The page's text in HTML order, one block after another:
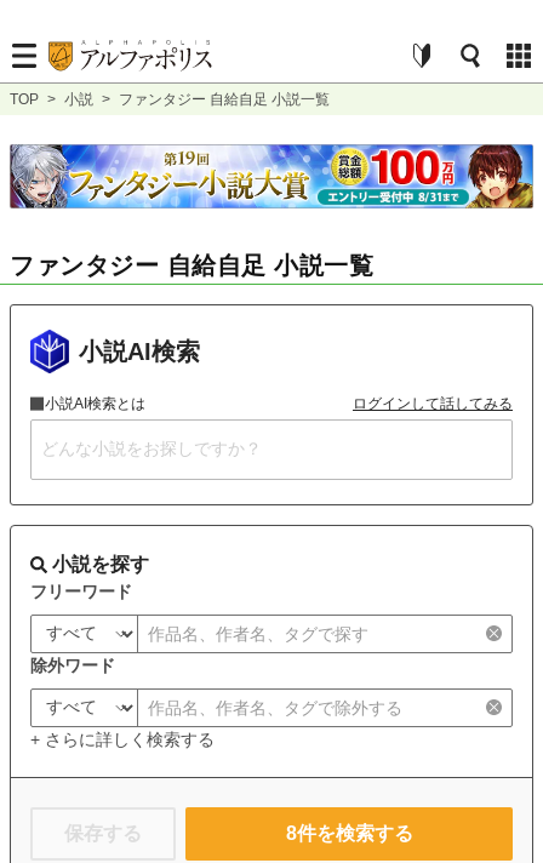
TOP > 小説 > ファンタジー 自給自足 小説一覧
ファンタジー 自給自足 小説一覧
小説AI検索
小説AI検索とは ログインして話してみる
小説を探す
フリーワード
除外ワード
+ さらに詳しく検索する
保存する 8件を検索する